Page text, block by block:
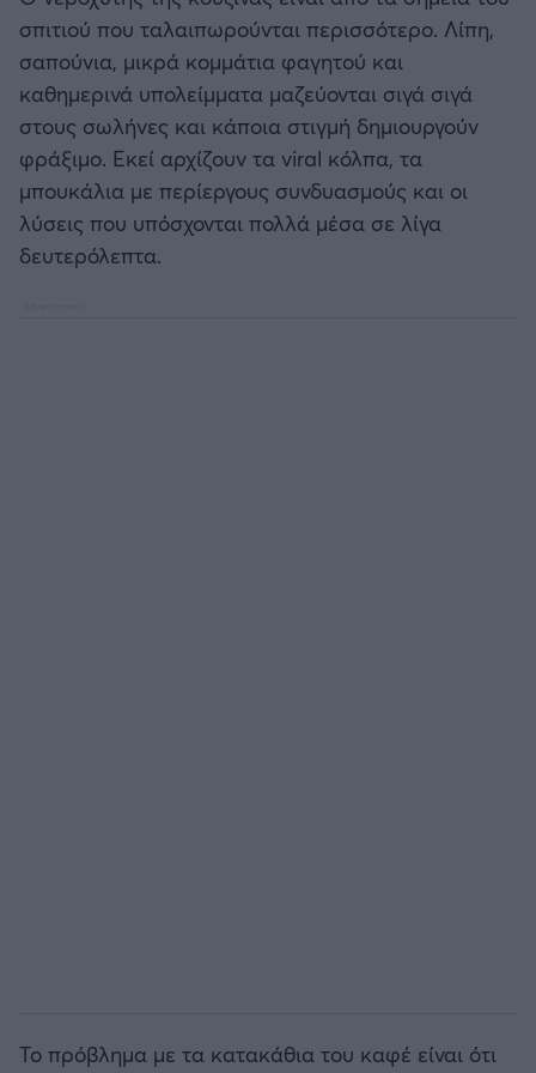
σπιτιού που ταλαιπωρούνται περισσότερο. Λίπη,
σαπούνια, μικρά κομμάτια φαγητού και
καθημερινά υπολείμματα μαζεύονται σιγά σιγά
στους σωλήνες και κάποια στιγμή δημιουργούν
φράξιμο. Εκεί αρχίζουν τα viral κόλπα, τα
μπουκάλια με περίεργους συνδυασμούς και οι
λύσεις που υπόσχονται πολλά μέσα σε λίγα
δευτερόλεπτα.
Το πρόβλημα με τα κατακάθια του καφέ είναι ότι